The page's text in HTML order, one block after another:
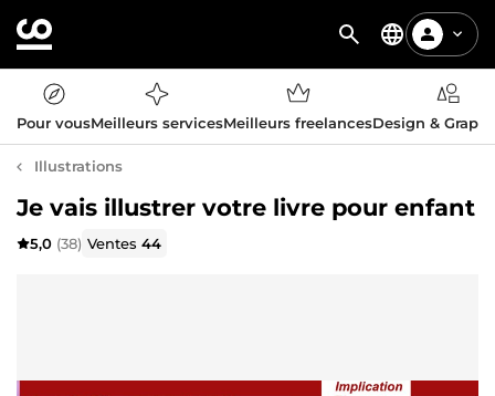
Pour vousMeilleurs servicesMeilleurs freelancesDesign &
Illustrations
Je vais illustrer votre livre pour enfant
5,0 (38) Ventes44